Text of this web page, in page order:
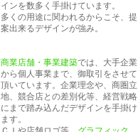
インを数多く手掛けています。
多くの用途に関われるからこそ、提
案出来るデザインが強み。
商業店舗・事業建築では、大手企業
から個人事業まで、御取引をさせて
頂いています。企業理念や、商圏立
地、競合店との差別化等、経営戦略
にまで踏み込んだデザインを手掛け
ます。